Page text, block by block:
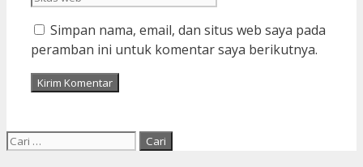
Simpan nama, email, dan situs web saya pada
peramban ini untuk komentar saya berikutnya.
Cari